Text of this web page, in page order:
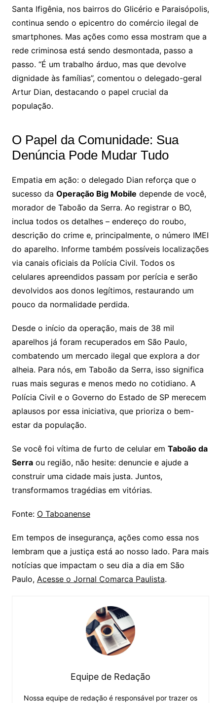
Santa Ifigênia, nos bairros do Glicério e Paraisópolis,
continua sendo o epicentro do comércio ilegal de
smartphones. Mas ações como essa mostram que a
rede criminosa está sendo desmontada, passo a
passo. “É um trabalho árduo, mas que devolve
dignidade às famílias”, comentou o delegado-geral
Artur Dian, destacando o papel crucial da
população.
O Papel da Comunidade: Sua
Denúncia Pode Mudar Tudo
Empatia em ação: o delegado Dian reforça que o
sucesso da Operação Big Mobile depende de você,
morador de Taboão da Serra. Ao registrar o BO,
inclua todos os detalhes – endereço do roubo,
descrição do crime e, principalmente, o número IMEI
do aparelho. Informe também possíveis localizações
via canais oficiais da Polícia Civil. Todos os
celulares apreendidos passam por perícia e serão
devolvidos aos donos legítimos, restaurando um
pouco da normalidade perdida.
Desde o início da operação, mais de 38 mil
aparelhos já foram recuperados em São Paulo,
combatendo um mercado ilegal que explora a dor
alheia. Para nós, em Taboão da Serra, isso significa
ruas mais seguras e menos medo no cotidiano. A
Polícia Civil e o Governo do Estado de SP merecem
aplausos por essa iniciativa, que prioriza o bem-
estar da população.
Se você foi vítima de furto de celular em Taboão da
Serraou região, não hesite: denuncie e ajude a
construir uma cidade mais justa. Juntos,
transformamos tragédias em vitórias.
Fonte: O Taboanense
Em tempos de insegurança, ações como essa nos
lembram que a justiça está ao nosso lado. Para mais
notícias que impactam o seu dia a dia em São
Paulo, Acesse o Jornal Comarca Paulista.
Equipe de Redação
Nossa equipe de redação é responsável por trazer os